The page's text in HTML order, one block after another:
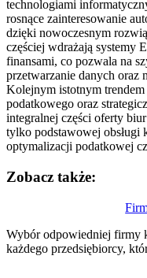
technologiami
rosnące zainteresowanie
dzięki nowoczesnym
częściej wdrażają systemy
finansami, co pozwala na
przetwarzanie danych oraz
Kolejnym istotnym
podatkowego oraz
integralnej części oferty
tylko podstawowej obsługi
optymalizacji podatkowej
Zobacz także:
Wybór odpowiedniej firmy
każdego przedsiębiorcy,
wpisu